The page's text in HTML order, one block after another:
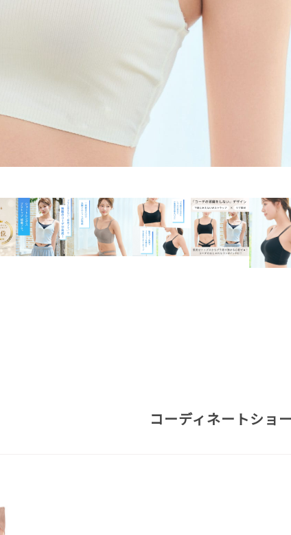
コーディネートショ